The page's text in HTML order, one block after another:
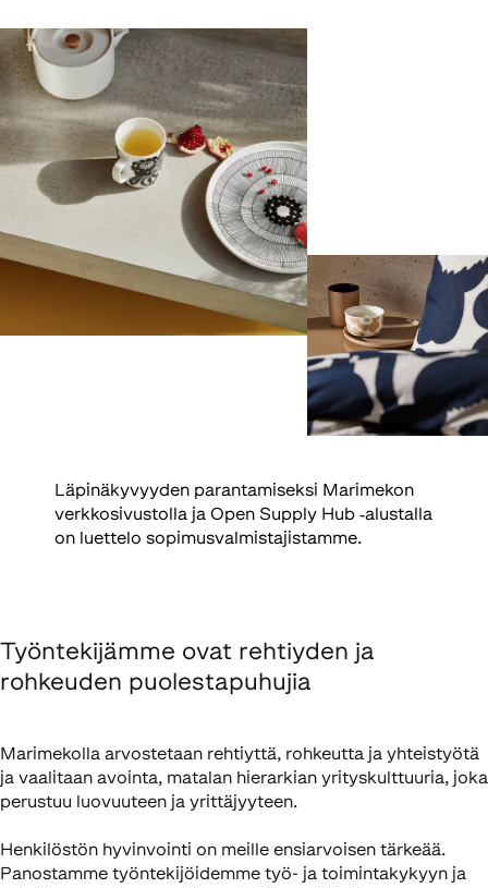
Läpinäkyvyyden parantamiseksi Marimekon
verkkosivustolla ja Open Supply Hub ‑alustalla
on luettelo sopimusvalmistajistamme.
Työntekijämme ovat rehtiyden ja
rohkeuden puolestapuhujia
Marimekolla arvostetaan rehtiyttä, rohkeutta ja yhteistyötä
ja vaalitaan avointa, matalan hierarkian yrityskulttuuria, joka
perustuu luovuuteen ja yrittäjyyteen.
Henkilöstön hyvinvointi on meille ensiarvoisen tärkeää.
Panostamme työntekijöidemme työ- ja toimintakykyyn ja